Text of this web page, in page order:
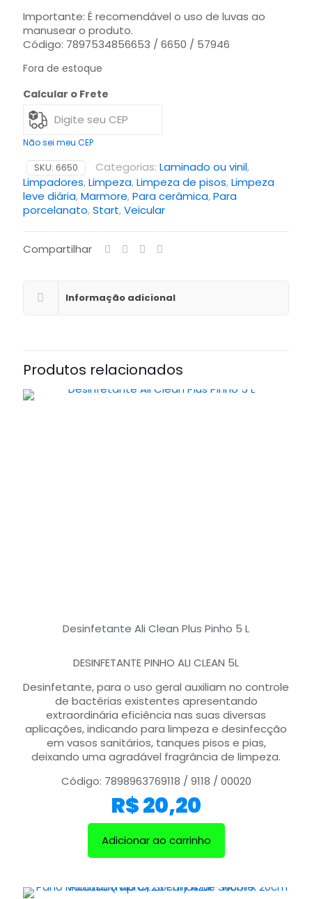
Importante: É recomendável o uso de luvas ao
manusear o produto.
Código: 7897534856653 / 6650 / 57946
Fora de estoque
Calcular o Frete
Não sei meu CEP
SKU: 6650 Categorias: Laminado ou vinil,
Limpadores,Limpeza,Limpeza de pisos,Limpeza
leve diária,Marmore,Para cerâmica,Para
porcelanato,Start,Veicular
Compartilhar
Informação adicional
Produtos relacionados
Desinfetante Ali Clean Plus Pinho 5 L
DESINFETANTE PINHO ALI CLEAN 5L
Desinfetante, para o uso geral auxiliam no controle
de bactérias existentes apresentando
extraordinária eficiência nas suas diversas
aplicações, indicando para limpeza e desinfecção
em vasos sanitários, tanques pisos e pias,
deixando uma agradável fragrância de limpeza.
Código: 7898963769118 / 9118 / 00020
R$20,20
Adicionar ao carrinho